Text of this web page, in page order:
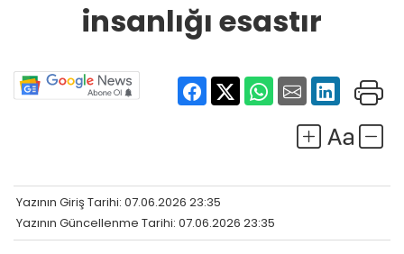
insanlığı esastır
Yazının Giriş Tarihi: 07.06.2026 23:35
Yazının Güncellenme Tarihi: 07.06.2026 23:35